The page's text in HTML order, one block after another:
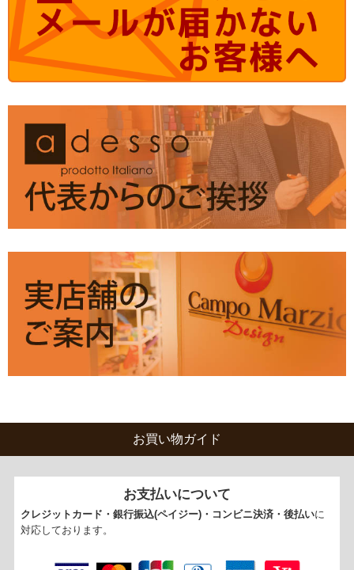
お買い物ガイド
お支払いについて
クレジットカード・銀行振込(ペイジー)・コンビニ決済・後払いに
対応しております。